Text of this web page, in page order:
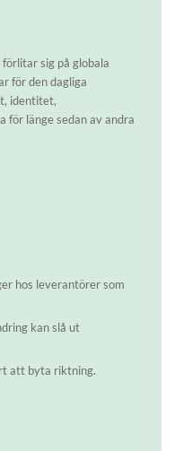
sig på globala
för den dagliga
identitet,
för länge sedan av andra
hos leverantörer som
kan slå ut
att byta riktning.